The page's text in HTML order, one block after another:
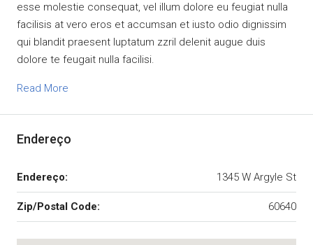
esse molestie consequat, vel illum dolore eu feugiat nulla
facilisis at vero eros et accumsan et iusto odio dignissim
qui blandit praesent luptatum zzril delenit augue duis
dolore te feugait nulla facilisi.
Read More
Endereço
Endereço: 1345 W Argyle St
Zip/Postal Code: 60640